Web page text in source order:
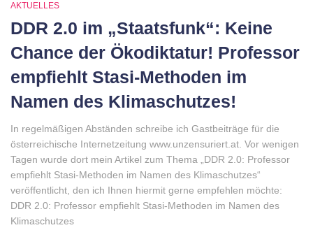
AKTUELLES
DDR 2.0 im „Staatsfunk“: Keine
Chance der Ökodiktatur! Professor
empfiehlt Stasi-Methoden im
Namen des Klimaschutzes!
In regelmäßigen Abständen schreibe ich Gastbeiträge für die
österreichische Internetzeitung www.unzensuriert.at. Vor wenigen
Tagen wurde dort mein Artikel zum Thema „DDR 2.0: Professor
empfiehlt Stasi-Methoden im Namen des Klimaschutzes“
veröffentlicht, den ich Ihnen hiermit gerne empfehlen möchte:
DDR 2.0: Professor empfiehlt Stasi-Methoden im Namen des
Klimaschutzes